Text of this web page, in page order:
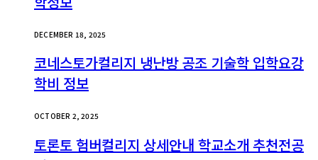
DECEMBER 18, 2025
코네스토가컬리지 냉난방 공조 기술학 입학요강
학비 정보
OCTOBER 2, 2025
토론토 험버컬리지 상세안내 학교소개 추천전공